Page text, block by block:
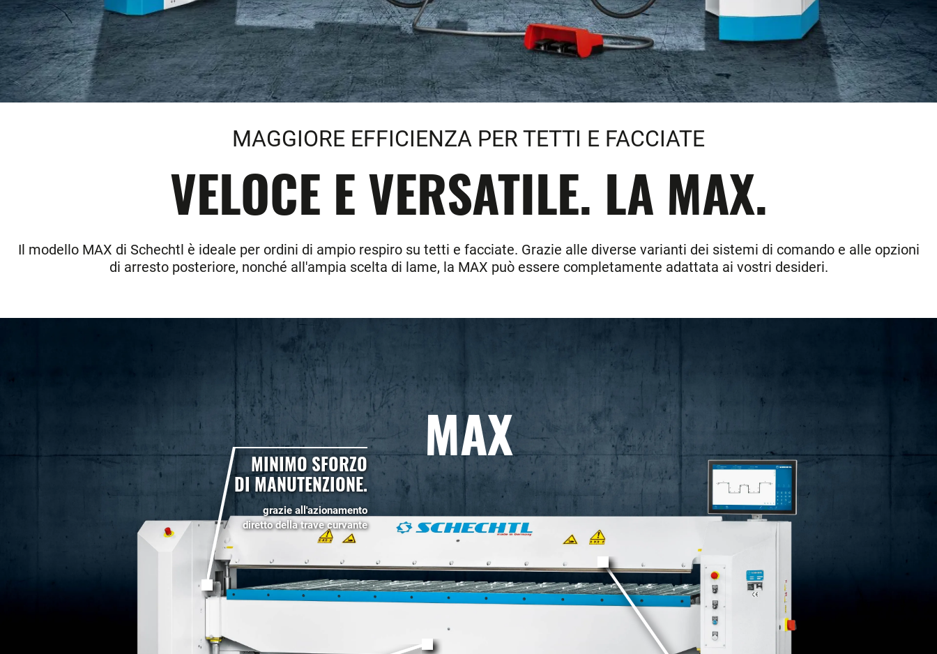
MAGGIORE EFFICIENZA PER TETTI E FACCIATE
VELOCE E VERSATILE. LA MAX.
Il modello MAX di Schechtl è ideale per ordini di ampio respiro su tetti e facciate. Grazie alle diverse varianti dei sistemi di comando e alle opzioni
di arresto posteriore, nonché all'ampia scelta di lame, la MAX può essere completamente adattata ai vostri desideri.
MAX
MINIMO SFORZO
DI MANUTENZIONE.
grazie all'azionamento
diretto della trave curvante